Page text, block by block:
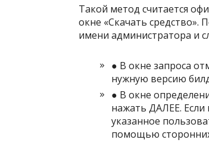
Такой метод считается
окне «Скачать средство».
имени администратора и
● В окне запроса
нужную версию
● В окне
нажать ДАЛЕЕ. Если
указанное
помощью